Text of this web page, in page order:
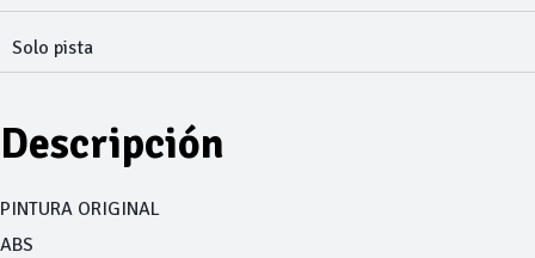
Solo pista
Descripción
PINTURA ORIGINAL
ABS